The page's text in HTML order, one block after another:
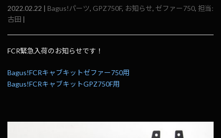
2022.02.22 | Bagus!パーツ, GPZ750F, お知らせ, ゼファー750, 担当:
古田 |
FCR緊急入荷のお知らせです！
Bagus!FCRキャブキットゼファー750用
Bagus!FCRキャブキットGPZ750F用